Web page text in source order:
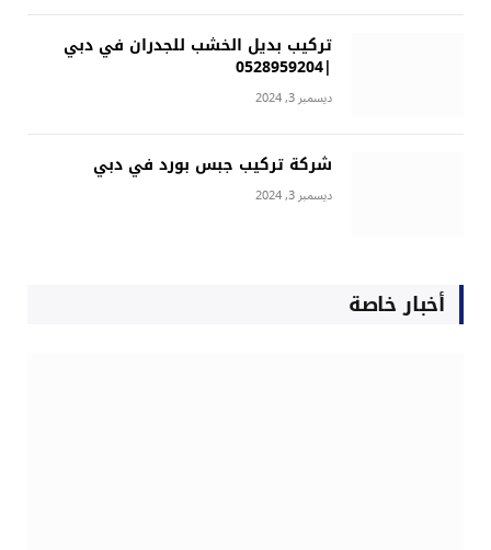
تركيب بديل الخشب للجدران في دبي
|0528959204
ديسمبر 3, 2024
شركة تركيب جبس بورد في دبي
ديسمبر 3, 2024
أخبار خاصة